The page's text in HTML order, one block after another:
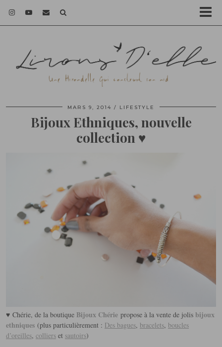
MARS 9, 2014 LIFESTYLE
Bijoux Ethniques, nouvelle
collection ♥
♥ Chérie, de la boutique Bijoux Chérie propose à la vente de jolis bijoux
ethniques (plus particulièrement : Des bagues, bracelets, boucles
d’oreilles, colliers et sautoirs)